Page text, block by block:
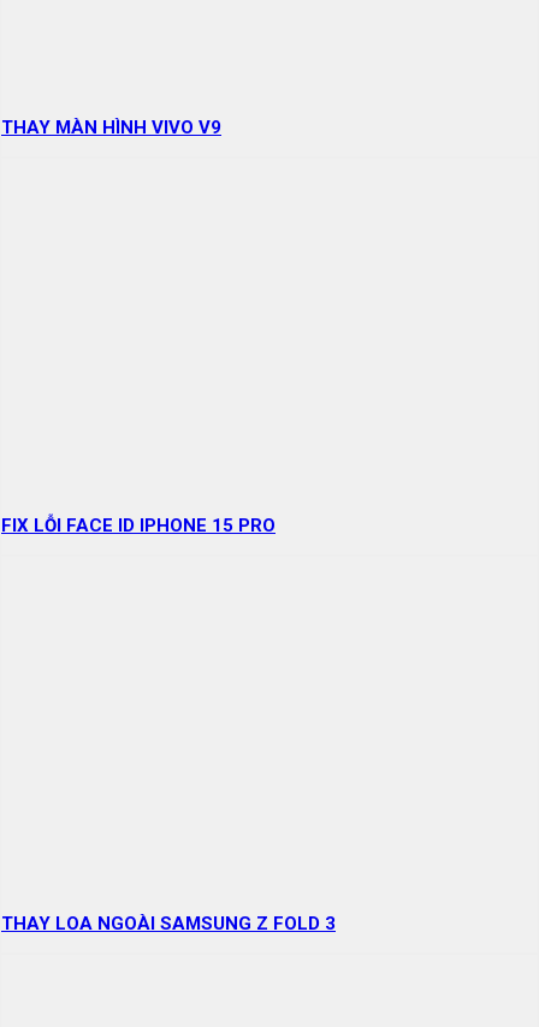
THAY MÀN HÌNH VIVO V9
FIX LỖI FACE ID IPHONE 15 PRO
THAY LOA NGOÀI SAMSUNG Z FOLD 3